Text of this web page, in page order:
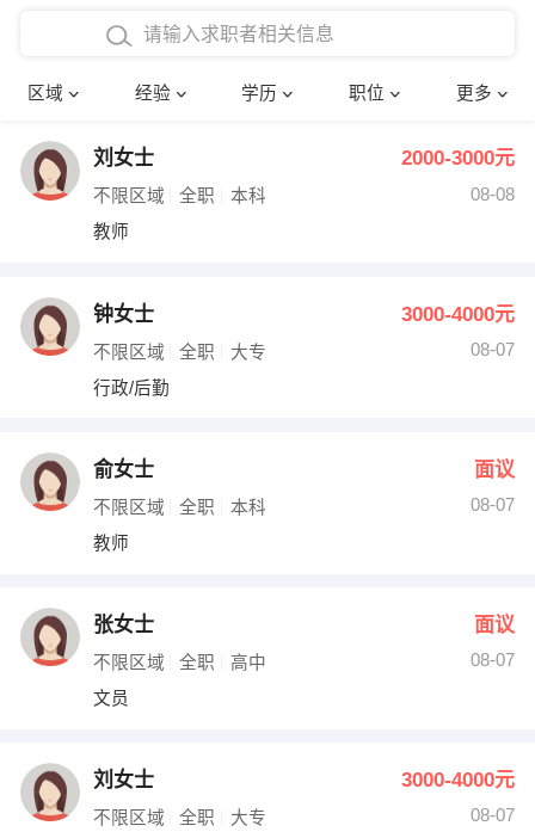
区域 经验 学历 职位 更多
在校学生工作经验
四年以上工作经验
五年以上工作经验
博士
文员 护士
财务会计
网络IT
收银员
水电/机修
编辑
其他职位
确定
刘女士 2000-3000元
不限区域 全职 本科
08-08
教师
钟女士 3000-4000元
不限区域 全职 大专
08-07
行政/后勤
俞女士 面议
不限区域 全职 本科
08-07
教师
张女士 面议
不限区域 全职 高中
08-07
文员
刘女士 3000-4000元
不限区域 全职 大专
08-07